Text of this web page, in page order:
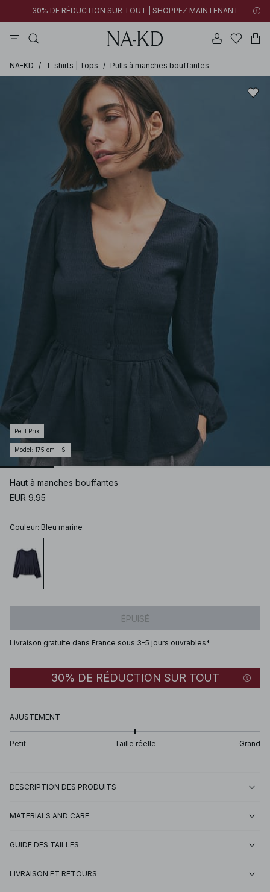
30% DE RÉDUCTION SUR TOUT | SHOPPEZ MAINTENANT
NA-KD / T-shirts | Tops / Pulls à manches bouffantes
Petit Prix
Model : 175 cm - S
Haut à manches bouffantes
EUR 9.95
Couleur: Bleu marine
ÉPUISÉ
Livraison gratuite dans France sous 3-5 jours ouvrables*
30% DE RÉDUCTION SUR TOUT
AJUSTEMENT
Petit Taille réelle Grand
DESCRIPTION DES PRODUITS
MATERIALS AND CARE
GUIDE DES TAILLES
LIVRAISON ET RETOURS